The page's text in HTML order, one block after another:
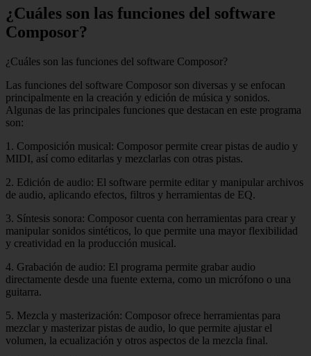
¿Cuáles son las funciones del software
Composor?
¿Cuáles son las funciones del software Composor?
Las funciones del software Composor son diversas y se enfocan
principalmente en la creación y edición de música y sonidos.
Algunas de las principales funciones que destacan en este programa
son:
1. Composición musical: Composor permite crear pistas de audio y
MIDI, así como editarlas y mezclarlas con otras pistas.
2. Edición de audio: El software permite editar y manipular archivos
de audio, aplicando efectos, filtros y herramientas de EQ.
3. Síntesis sonora: Composor cuenta con herramientas para crear y
manipular sonidos sintéticos, lo que permite una mayor flexibilidad
y creatividad en la producción musical.
4. Grabación de audio: El programa permite grabar audio
directamente desde una fuente externa, como un micrófono o una
guitarra.
5. Mezcla y masterización: Composor ofrece herramientas para
mezclar y masterizar pistas de audio, lo que permite ajustar el
volumen, la ecualización y otros aspectos de la mezcla final.